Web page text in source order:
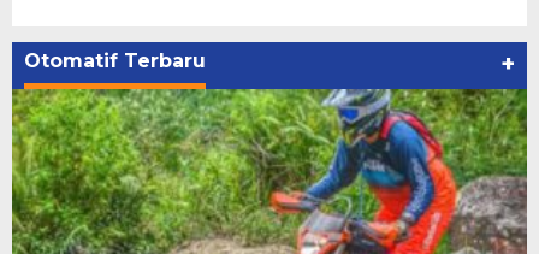
Otomatif Terbaru +